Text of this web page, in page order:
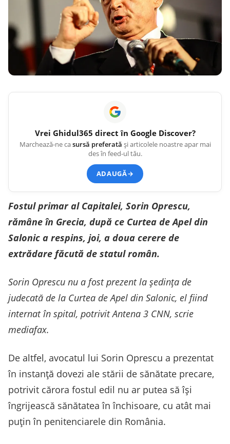
Vrei Ghidul365 direct în Google Discover?
Marchează-ne casursă preferată și articolele noastre apar mai
des în feed-ul tău.
ADAUGĂ→
Fostul primar al Capitalei, Sorin Oprescu,
rămâne în Grecia, după ce Curtea de Apel din
Salonic a respins, joi, a doua cerere de
extrădare făcută de statul român.
Sorin Oprescu nu a fost prezent la ședința de
judecată de la Curtea de Apel din Salonic, el fiind
internat în spital, potrivit Antena 3 CNN, scrie
mediafax.
De altfel, avocatul lui Sorin Oprescu a prezentat
în instanță dovezi ale stării de sănătate precare,
potrivit cărora fostul edil nu ar putea să își
îngrijească sănătatea în închisoare, cu atât mai
puțin în penitenciarele din România.